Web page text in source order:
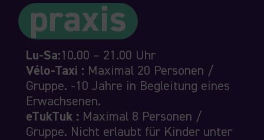
praxis
Lu-Sa:10.00 – 21.00 Uhr
Vélo-Taxi : Maximal 20 Personen /
Gruppe. -10 Jahre in Begleitung eines
Erwachsenen.
eTukTuk : Maximal 8 Personen /
Gruppe. Nicht erlaubt für Kinder unter